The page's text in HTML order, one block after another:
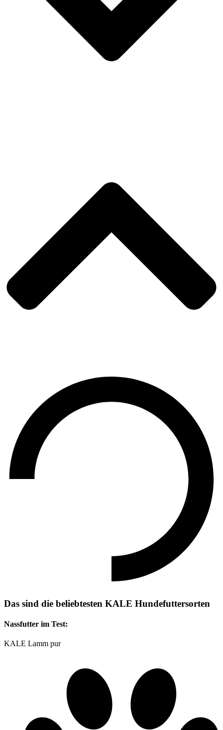
Das sind die beliebtesten KALE Hundefuttersorten
Nassfutter im Test:
KALE Lamm pur